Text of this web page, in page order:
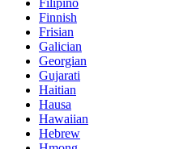
Filipino
Finnish
Frisian
Galician
Georgian
Gujarati
Haitian
Hausa
Hawaiian
Hebrew